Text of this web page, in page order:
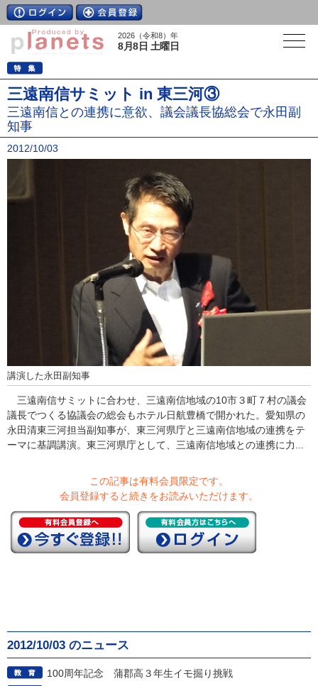
2026（令和8）年
8月8日 土曜日
三遠南信サミット in 東三河③
三遠南信との連携に意欲、議会議長協総会で永田副
知事
2012/10/03
講演した永田副知事
三遠南信サミットに合わせ、三遠南信地域の10市３町７村の議会
議長でつくる協議会の総会もホテル日航豊橋で開かれた。愛知県の
永田清東三河担当副知事が、東三河県庁と三遠南信地域の連携をテ
ーマに基調講演。東三河県庁として、三遠南信地域との連携に力...
この記事は有料会員限定です。
会員登録すると続きをお読みいただけます。
2012/10/03 のニュース
100周年記念 蒲郡高３年生イモ掘り挑戦